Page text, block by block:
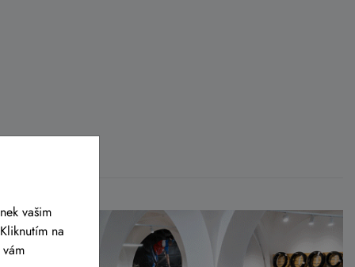
vašim
na